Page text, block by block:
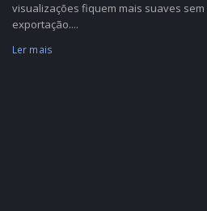
visualizações fiquem mais suaves
exportação....
Ler mais